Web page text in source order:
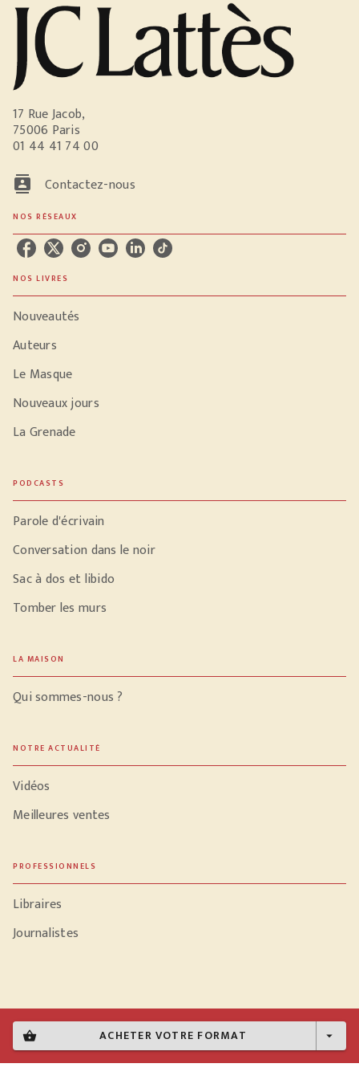
shopping_basket ACHETER VOTRE FORMAT arrow_drop_down
17 Rue Jacob,
75006 Paris
01 44 41 74 00
contacts Contactez-nous
NOS RÉSEAUX
NOS LIVRES
Nouveautés
Auteurs
Le Masque
Nouveaux jours
La Grenade
PODCASTS
Parole d'écrivain
Conversation dans le noir
Sac à dos et libido
Tomber les murs
LA MAISON
Qui sommes-nous ?
NOTRE ACTUALITÉ
Vidéos
Meilleures ventes
PROFESSIONNELS
Libraires
Journalistes
Données personnelles
Paramétrer vos cookies
Mentions légales